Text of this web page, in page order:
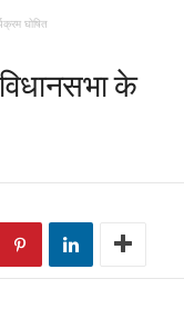
घोषित
के